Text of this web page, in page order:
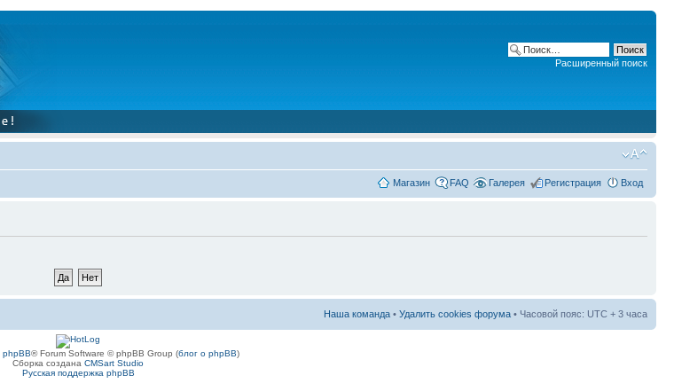
Расширенный поиск
Магазин FAQ Галерея Регистрация Вход
Наша команда • Удалить cookies форума • Часовой пояс: UTC + 3 часа
phpBB® Forum Software © phpBB Group (блог о phpBB)
Сборка создана CMSart Studio
Русская поддержка phpBB